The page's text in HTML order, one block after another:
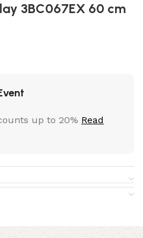
3BC067EX 60 cm
up to 20% Read